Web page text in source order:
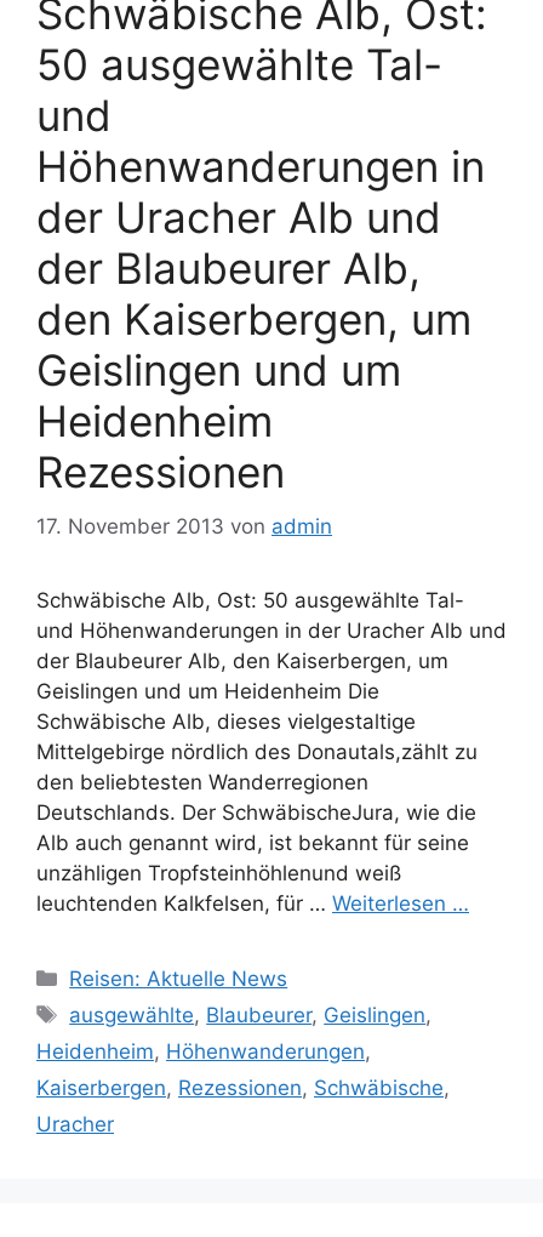
Schwäbische Alb, Ost:
50 ausgewählte Tal-
und
Höhenwanderungen in
der Uracher Alb und
der Blaubeurer Alb,
den Kaiserbergen, um
Geislingen und um
Heidenheim
Rezessionen
17. November 2013 von admin
Schwäbische Alb, Ost: 50 ausgewählte Tal-
und Höhenwanderungen in der Uracher Alb und
der Blaubeurer Alb, den Kaiserbergen, um
Geislingen und um Heidenheim Die
Schwäbische Alb, dieses vielgestaltige
Mittelgebirge nördlich des Donautals,zählt zu
den beliebtesten Wanderregionen
Deutschlands. Der SchwäbischeJura, wie die
Alb auch genannt wird, ist bekannt für seine
unzähligen Tropfsteinhöhlenund weiß
leuchtenden Kalkfelsen, für … Weiterlesen …
Kategorien
Reisen: Aktuelle News
Schlagwörter
ausgewählte, Blaubeurer, Geislingen,
Heidenheim, Höhenwanderungen,
Kaiserbergen, Rezessionen, Schwäbische,
Uracher